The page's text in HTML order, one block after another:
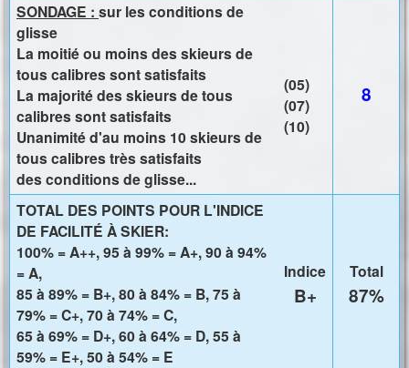
SONDAGE : sur les conditions de
glisse
La moitié ou moins des skieurs de
tous calibres sont satisfaits
La majorité des skieurs de tous
calibres sont satisfaits
Unanimité d'au moins 10 skieurs de
tous calibres très satisfaits
des conditions de glisse...
(05)
(07)
(10)
8
TOTAL DES POINTS POUR L'INDICE
DE FACILITÉ À SKIER:
100% = A++, 95 à 99% = A+, 90 à 94%
= A,
85 à 89% = B+, 80 à 84% = B, 75 à
79% = C+, 70 à 74% = C,
65 à 69% = D+, 60 à 64% = D, 55 à
59% = E+, 50 à 54% = E
Indice
B+
Total
87%